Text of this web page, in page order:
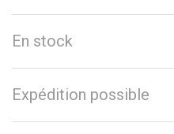
En stock
Expédition possible